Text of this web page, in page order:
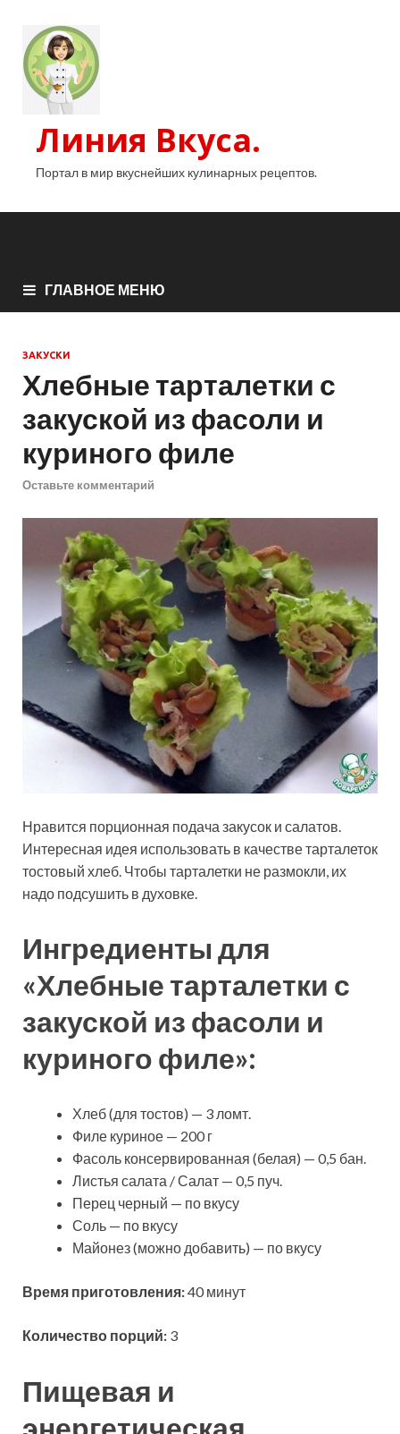
Линия Вкуса.
Портал в мир вкуснейших кулинарных рецептов.
ГЛАВНОЕ МЕНЮ
ЗАКУСКИ
Хлебные тарталетки с
закуской из фасоли и
куриного филе
Оставьте комментарий
Нравится порционная подача закусок и салатов.
Интересная идея использовать в качестве тарталеток
тостовый хлеб. Чтобы тарталетки не размокли, их
надо подсушить в духовке.
Ингредиенты для
«Хлебные тарталетки с
закуской из фасоли и
куриного филе»:
Хлеб (для тостов) — 3 ломт.
Филе куриное — 200 г
Фасоль консервированная (белая) — 0,5 бан.
Листья салата / Салат — 0,5 пуч.
Перец черный — по вкусу
Соль — по вкусу
Майонез (можно добавить) — по вкусу
Время приготовления:40 минут
Количество порций: 3
Пищевая и